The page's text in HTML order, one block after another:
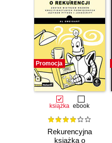
Promocja
książka ebook
Rekurencyjna
książka o